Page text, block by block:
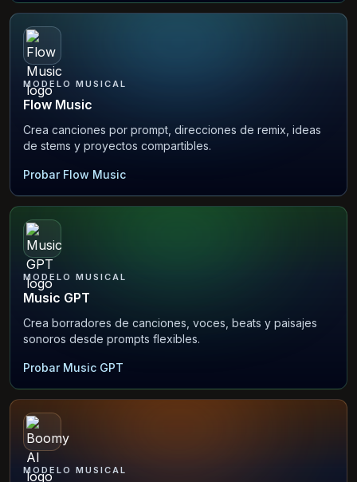
MODELO MUSICAL
Flow Music
Crea canciones por prompt, direcciones de remix, ideas
de stems y proyectos compartibles.
Probar Flow Music
MODELO MUSICAL
Music GPT
Crea borradores de canciones, voces, beats y paisajes
sonoros desde prompts flexibles.
Probar Music GPT
MODELO MUSICAL